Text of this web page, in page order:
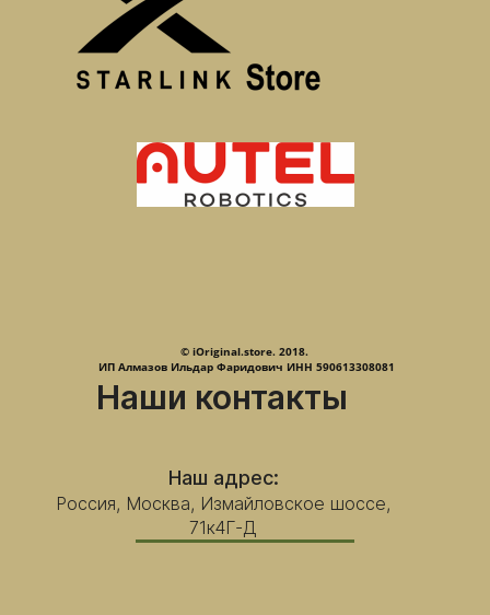
© iOriginal.store. 2018.
ИП Алмазов Ильдар Фаридович ИНН 590613308081
Наши контакты
Наш адрес:
Россия, Москва, Измайловское шоссе,
71к4Г-Д